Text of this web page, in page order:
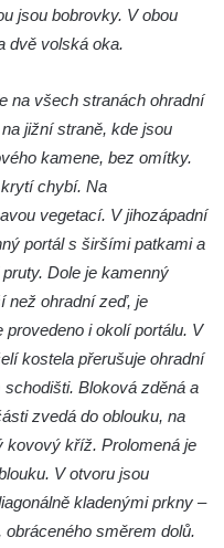
kostel
ve
Mariä
jsou bobrovky. V obou
dvě volská oka.
na všech stranách ohradní
jižní straně, kde jsou
kamene, bez omítky.
chybí. Na
vegetací. V jihozápadní
portál s širšími patkami a
Dole je kamenný
než ohradní zeď, je
i okolí portálu. V
kostela přerušuje ohradní
Bloková zděná a
zvedá do oblouku, na
kovový kříž. Prolomená je
V otvoru jsou
kladenými prkny –
směrem dolů.